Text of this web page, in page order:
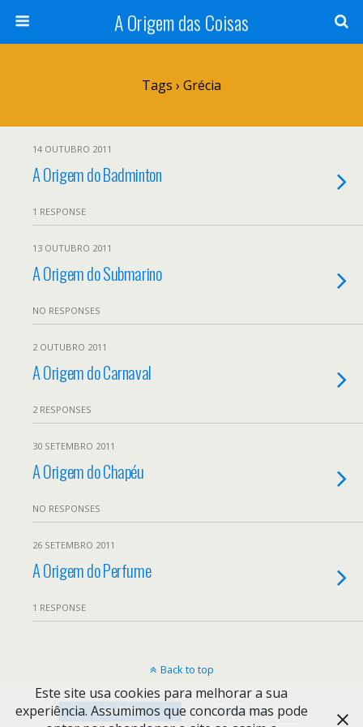
A Origem das Coisas
Tags › Grécia
14 OUTUBRO 2011
A Origem do Badminton
1 RESPONSE
13 OUTUBRO 2011
A Origem do Submarino
NO RESPONSES
2 OUTUBRO 2011
A Origem do Carnaval
2 RESPONSES
30 SETEMBRO 2011
A Origem do Chapéu
NO RESPONSES
26 SETEMBRO 2011
A Origem do Perfume
1 RESPONSE
Back to top
Mobile Desktop
Este site usa cookies para melhorar a sua
experiência. Assumimos que concorda mas pode